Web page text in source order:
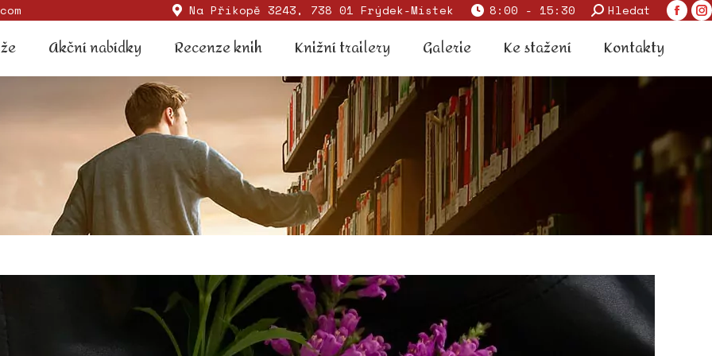
Na Příkopě 3243, 738 01 Frýdek-Místek 8:00 - 15:30 Search:
Hledat
Akční nabídky Recenze knih Knižní trailery Galerie Ke stažení Kontakty
Akční nabídky Recenze knih Knižní trailery Galerie Ke stažení Kontakty